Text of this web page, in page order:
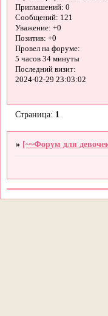
Приглашений: 0
Сообщений: 121
Уважение: +0
Позитив: +0
Провел на форуме:
5 часов 34 минуты
Последний визит:
2024-02-29 23:03:02
Страница: 1
» [~~Форум для